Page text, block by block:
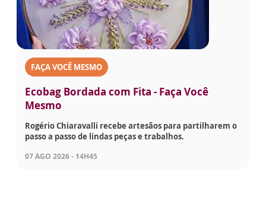
FAÇA VOCÊ MESMO
Ecobag Bordada com Fita - Faça Você
Mesmo
Rogério Chiaravalli recebe artesãos para partilharem o
passo a passo de lindas peças e trabalhos.
07 AGO 2026 - 14H45